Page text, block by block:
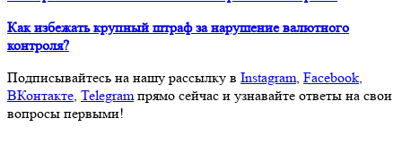
Как избежать крупный штраф за нарушение валютного
контроля?
Подписывайтесь на нашу рассылку в Instagram, Facebook,
ВКонтакте, Telegramпрямо сейчас и узнавайте ответы на свои
вопросы первыми!